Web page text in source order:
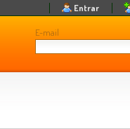
E-mail
Entrar